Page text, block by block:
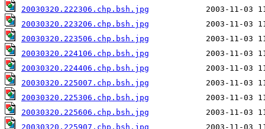
20030320.222306.chp.bsh.jpg
20030320.223206.chp.bsh.jpg
20030320.223506.chp.bsh.jpg
20030320.224106.chp.bsh.jpg
20030320.224406.chp.bsh.jpg
20030320.225007.chp.bsh.jpg
20030320.225306.chp.bsh.jpg
20030320.225606.chp.bsh.jpg
20030320.225907.chp.bsh.jpg